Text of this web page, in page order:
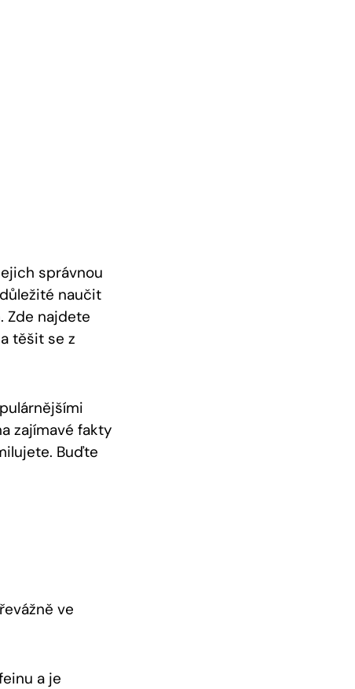
správnou
naučit
Zde najdete
těšit se z
zajímavé fakty
Buďte
ve
a je